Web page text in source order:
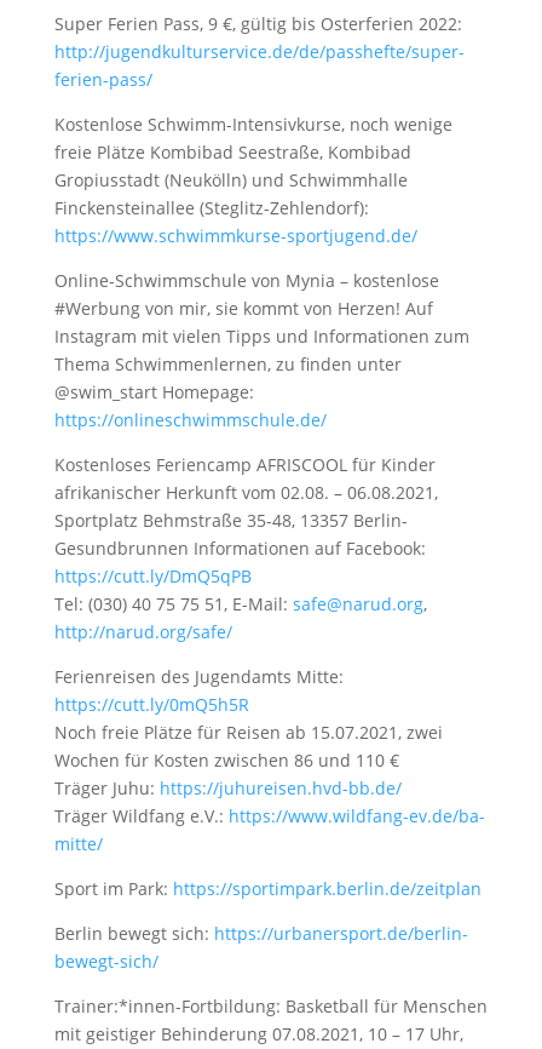
Super Ferien Pass, 9 €, gültig bis Osterferien 2022:
http://jugendkulturservice.de/de/passhefte/super-
ferien-pass/
Kostenlose Schwimm-Intensivkurse, noch wenige
freie Plätze Kombibad Seestraße, Kombibad
Gropiusstadt (Neukölln) und Schwimmhalle
Finckensteinallee (Steglitz-Zehlendorf):
https://www.schwimmkurse-sportjugend.de/
Online-Schwimmschule von Mynia – kostenlose
#Werbung von mir, sie kommt von Herzen! Auf
Instagram mit vielen Tipps und Informationen zum
Thema Schwimmenlernen, zu finden unter
@swim_start Homepage:
https://onlineschwimmschule.de/
Kostenloses Feriencamp AFRISCOOL für Kinder
afrikanischer Herkunft vom 02.08. – 06.08.2021,
Sportplatz Behmstraße 35-48, 13357 Berlin-
Gesundbrunnen Informationen auf Facebook:
https://cutt.ly/DmQ5qPB
Tel: (030) 40 75 75 51, E-Mail: safe@narud.org,
http://narud.org/safe/
Ferienreisen des Jugendamts Mitte:
https://cutt.ly/0mQ5h5R
Noch freie Plätze für Reisen ab 15.07.2021, zwei
Wochen für Kosten zwischen 86 und 110 €
Träger Juhu: https://juhureisen.hvd-bb.de/
Träger Wildfang e.V.: https://www.wildfang-ev.de/ba-
mitte/
Sport im Park: https://sportimpark.berlin.de/zeitplan
Berlin bewegt sich: https://urbanersport.de/berlin-
bewegt-sich/
Trainer:*innen-Fortbildung: Basketball für Menschen
mit geistiger Behinderung 07.08.2021, 10 – 17 Uhr,